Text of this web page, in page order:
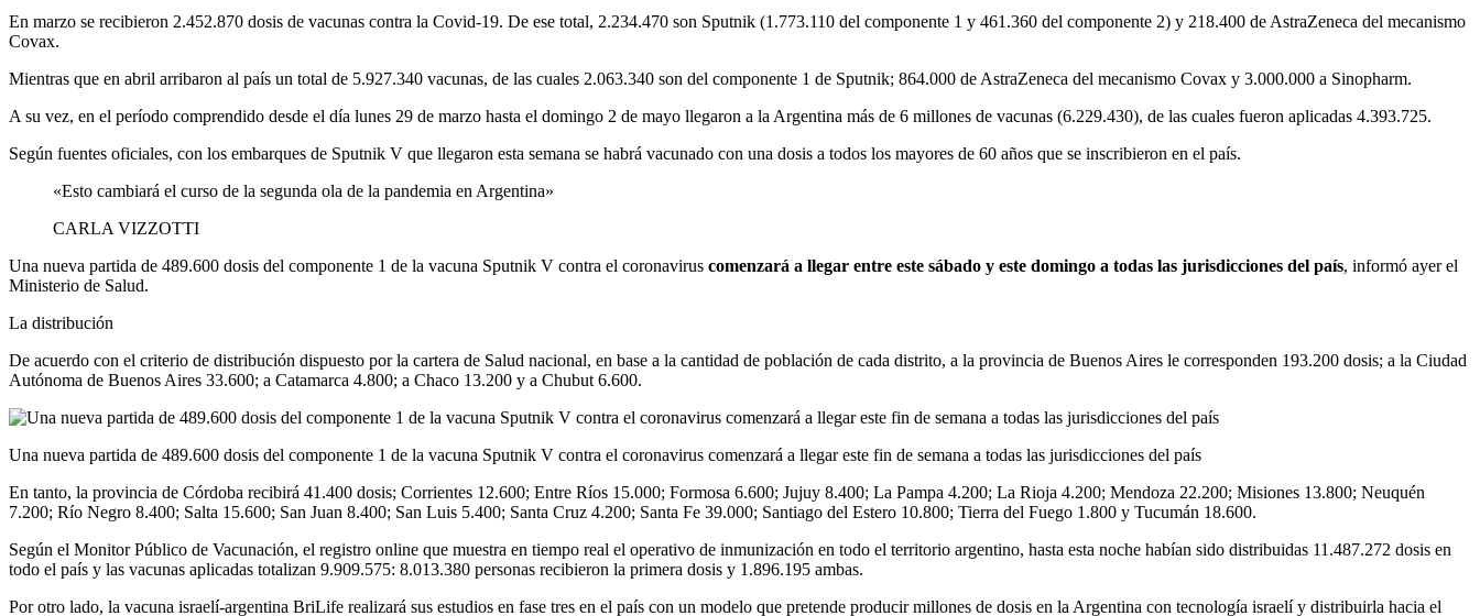
En marzo se recibieron 2.452.870 dosis de vacunas contra la Covid-19. De ese total, 2.234.470 son Sputnik (1.773.110 del componente 1 y 461.360 del componente 2) y 218.400 de AstraZeneca del mecanismo
Covax.
Mientras que en abril arribaron al país un total de 5.927.340 vacunas, de las cuales 2.063.340 son del componente 1 de Sputnik; 864.000 de AstraZeneca del mecanismo Covax y 3.000.000 a Sinopharm.
A su vez, en el período comprendido desde el día lunes 29 de marzo hasta el domingo 2 de mayo llegaron a la Argentina más de 6 millones de vacunas (6.229.430), de las cuales fueron aplicadas 4.393.725.
Según fuentes oficiales, con los embarques de Sputnik V que llegaron esta semana se habrá vacunado con una dosis a todos los mayores de 60 años que se inscribieron en el país.
«Esto cambiará el curso de la segunda ola de la pandemia en Argentina»
CARLA VIZZOTTI
Una nueva partida de 489.600 dosis del componente 1 de la vacuna Sputnik V contra el coronavirus comenzará a llegar entre este sábado y este domingo a todas las jurisdicciones del país, informó ayer el
Ministerio de Salud.
La distribución
De acuerdo con el criterio de distribución dispuesto por la cartera de Salud nacional, en base a la cantidad de población de cada distrito, a la provincia de Buenos Aires le corresponden 193.200 dosis; a la Ciudad
Autónoma de Buenos Aires 33.600; a Catamarca 4.800; a Chaco 13.200 y a Chubut 6.600.
Una nueva partida de 489.600 dosis del componente 1 de la vacuna Sputnik V contra el coronavirus comenzará a llegar este fin de semana a todas las jurisdicciones del país
En tanto, la provincia de Córdoba recibirá 41.400 dosis; Corrientes 12.600; Entre Ríos 15.000; Formosa 6.600; Jujuy 8.400; La Pampa 4.200; La Rioja 4.200; Mendoza 22.200; Misiones 13.800; Neuquén
7.200; Río Negro 8.400; Salta 15.600; San Juan 8.400; San Luis 5.400; Santa Cruz 4.200; Santa Fe 39.000; Santiago del Estero 10.800; Tierra del Fuego 1.800 y Tucumán 18.600.
Según el Monitor Público de Vacunación, el registro online que muestra en tiempo real el operativo de inmunización en todo el territorio argentino, hasta esta noche habían sido distribuidas 11.487.272 dosis en
todo el país y las vacunas aplicadas totalizan 9.909.575: 8.013.380 personas recibieron la primera dosis y 1.896.195 ambas.
Por otro lado, la vacuna israelí-argentina BriLife realizará sus estudios en fase tres en el país con un modelo que pretende producir millones de dosis en la Argentina con tecnología israelí y distribuirla hacia el